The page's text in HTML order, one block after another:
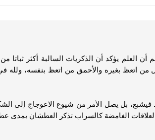
يؤكد أن الذكريات السالبة أكثر ثباتا
من اتعظ بغيره والأحمق من اتعظ بنفسه، ولله
فيشبع، بل يصل الأمر من شيوع الاعوجاج إلى
الغامضة كالسراب تذكر العطشان بمدى